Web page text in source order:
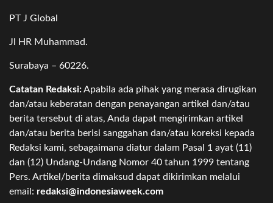
PT J Global
Jl HR Muhammad.
Surabaya – 60226.
Catatan Redaksi:Apabila ada pihak yang merasa dirugikan
dan/atau keberatan dengan penayangan artikel dan/atau
berita tersebut di atas, Anda dapat mengirimkan artikel
dan/atau berita berisi sanggahan dan/atau koreksi kepada
Redaksi kami, sebagaimana diatur dalam Pasal 1 ayat (11)
dan (12) Undang-Undang Nomor 40 tahun 1999 tentang
Pers. Artikel/berita dimaksud dapat dikirimkan melalui
email: redaksi@indonesiaweek.com